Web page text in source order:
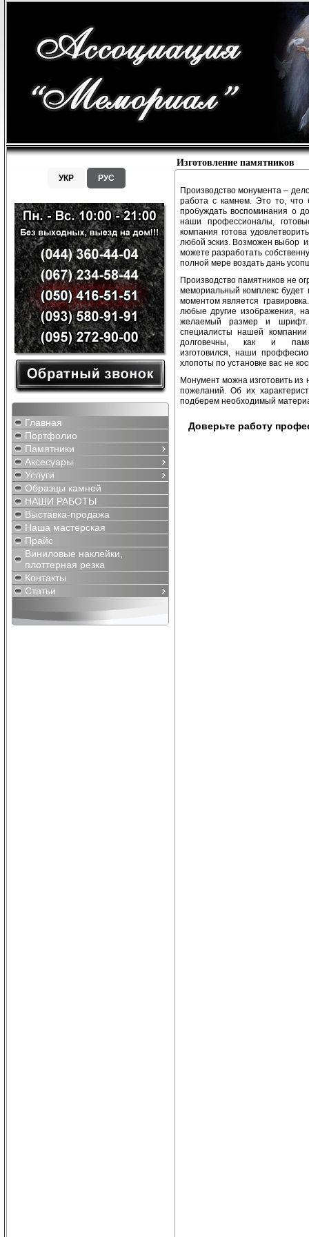
УКР РУС
Главная
Портфолио
Памятники
Аксесуары
Услуги
Образцы камней
НАШИ РАБОТЫ
Выставка-продажа
Наша мастерская
Прайс
Виниловые наклейки,
плоттерная резка
Контакты
Cтатьи
Изготовление памятников
Производство монумента –
работа с камнем. Это то, что
пробуждать воспоминания о
наши профессионалы,
компания готова
любой эскиз. Возможен выбор
можете разработать
полной мере воздать дань
Производство памятников не
мемориальный комплекс
моментом является
любые другие изображения,
желаемый размер и шрифт.
специалисты нашей
долговечны, как и
изготовился, наши
хлопоты по установке вас не
Монумент можна изготовить из
пожеланий. Об их
подберем необходимый
Доверьте работу